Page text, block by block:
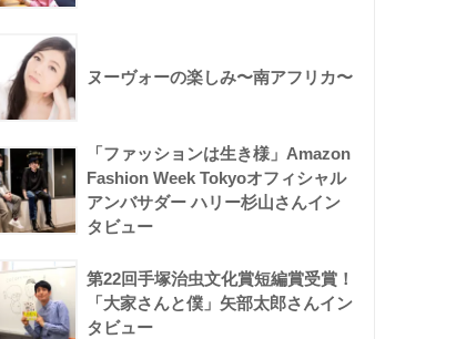
ヌーヴォーの楽しみ〜南アフリカ〜
「ファッションは生き様」Amazon
Fashion Week Tokyoオフィシャル
アンバサダー ハリー杉山さんイン
タビュー
第22回手塚治虫文化賞短編賞受賞！
「大家さんと僕」矢部太郎さんイン
タビュー